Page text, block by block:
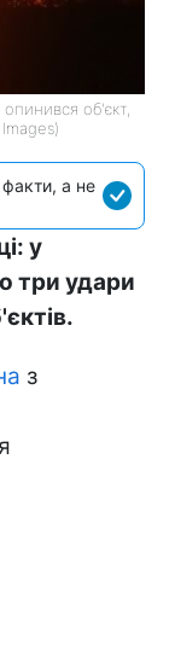
об'єкт,
факти, а не
у
три удари
з